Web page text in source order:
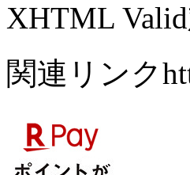
XHTML
関連リンク